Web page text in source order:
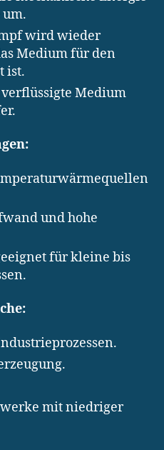
wird wieder
Medium für den
ist.
verflüssigte Medium
und hohe
für kleine bis
mit niedriger